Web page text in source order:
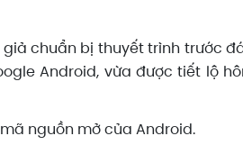
chuẩn bị thuyết trình trước
Android, vừa được tiết lộ
nguồn mở của Android.